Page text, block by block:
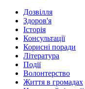
Дозвілля
Здоров'я
Історія
Консультації
Корисні поради
Література
Події
Волонтерство
Життя в громадах